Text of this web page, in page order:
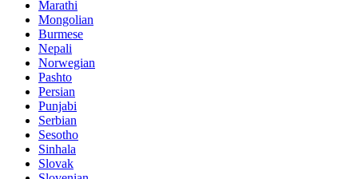
Marathi
Mongolian
Burmese
Nepali
Norwegian
Pashto
Persian
Punjabi
Serbian
Sesotho
Sinhala
Slovak